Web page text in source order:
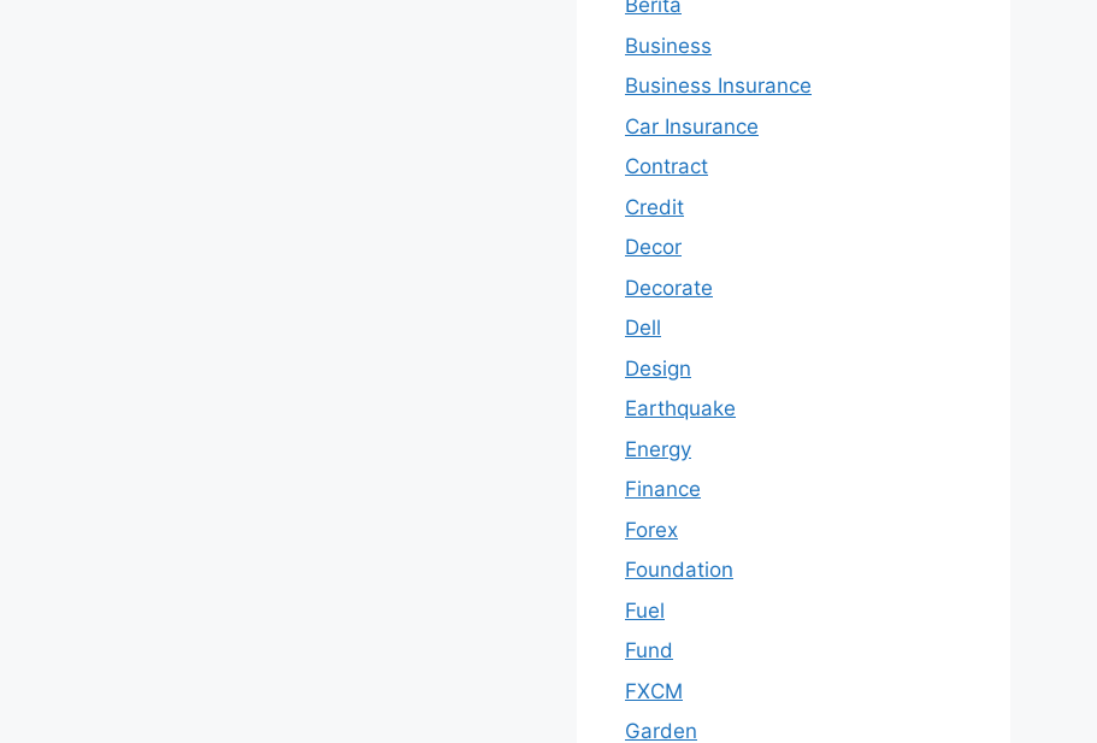
Berita
Business
Business Insurance
Car Insurance
Contract
Credit
Decor
Decorate
Dell
Design
Earthquake
Energy
Finance
Forex
Foundation
Fuel
Fund
FXCM
Garden